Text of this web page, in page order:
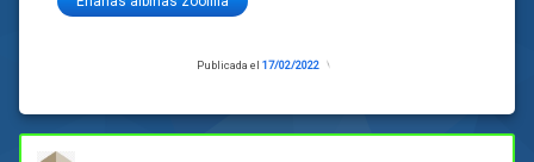
Publicada el 17/02/2022